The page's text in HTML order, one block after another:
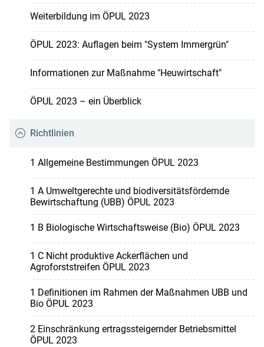
Weiterbildung im ÖPUL 2023
ÖPUL 2023: Auflagen beim "System Immergrün"
Informationen zur Maßnahme "Heuwirtschaft"
ÖPUL 2023 – ein Überblick
Richtlinien
1 Allgemeine Bestimmungen ÖPUL 2023
1 A Umweltgerechte und biodiversitätsfördernde
Bewirtschaftung (UBB) ÖPUL 2023
1 B Biologische Wirtschaftsweise (Bio) ÖPUL 2023
1 C Nicht produktive Ackerflächen und
Agroforststreifen ÖPUL 2023
1 Definitionen im Rahmen der Maßnahmen UBB und
Bio ÖPUL 2023
2 Einschränkung ertragssteigernder Betriebsmittel
ÖPUL 2023